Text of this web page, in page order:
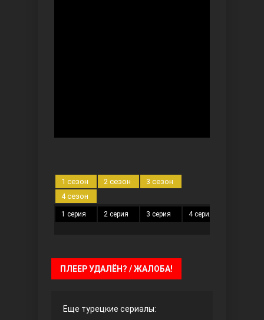
1 сезон 2 сезон
3 сезон
4 сезон
1 серия 2 серия 3 серия 4 серия
ПЛЕЕР УДАЛЁН? / ЖАЛОБА!
Еще турецкие сериалы: